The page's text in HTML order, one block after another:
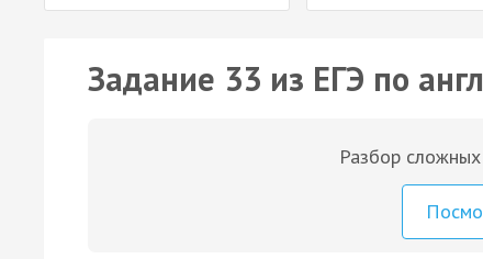
Задание 33 из ЕГЭ по
Разбор